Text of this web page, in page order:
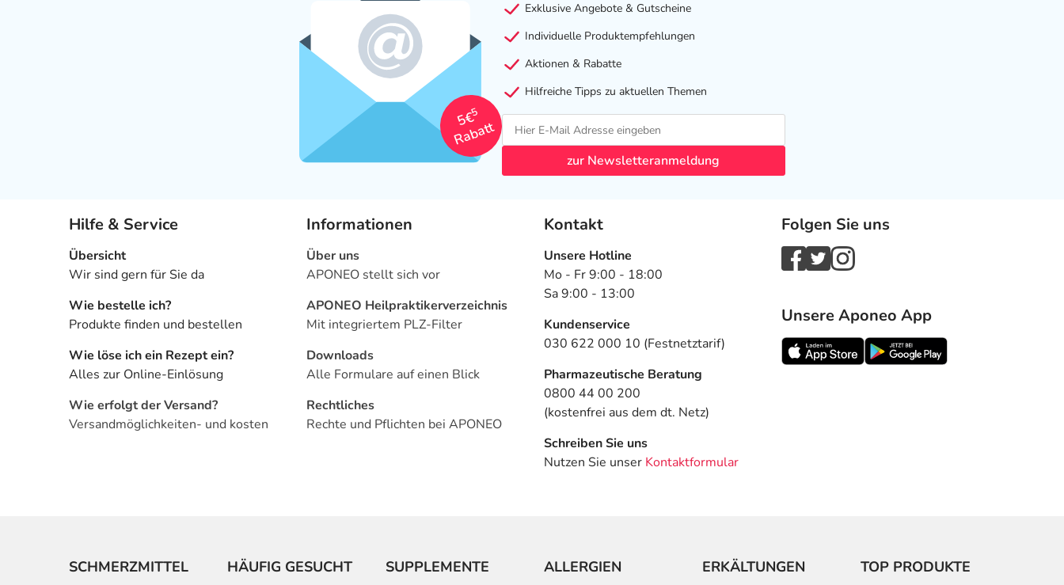
5€
5
Rabatt
Exklusive Angebote & Gutscheine
Individuelle Produktempfehlungen
Aktionen & Rabatte
Hilfreiche Tipps zu aktuellen Themen
zur Newsletteranmeldung
Hilfe & Service
Übersicht
Wir sind gern für Sie da
Wie bestelle ich?
Produkte finden und bestellen
Wie löse ich ein Rezept ein?
Alles zur Online-Einlösung
Wie erfolgt der Versand?
Versandmöglichkeiten- und kosten
Informationen
Über uns
APONEO stellt sich vor
APONEO Heilpraktikerverzeichnis
Mit integriertem PLZ-Filter
Downloads
Alle Formulare auf einen Blick
Rechtliches
Rechte und Pflichten bei APONEO
Kontakt
Unsere Hotline
Mo - Fr 9:00 - 18:00
Sa 9:00 - 13:00
Kundenservice
030 622 000 10 (Festnetztarif)
Pharmazeutische Beratung
0800 44 00 200
(kostenfrei aus dem dt. Netz)
Schreiben Sie uns
Nutzen Sie unser Kontaktformular
Folgen Sie uns
Unsere Aponeo App
SCHMERZMITTEL HÄUFIG GESUCHT SUPPLEMENTE ALLERGIEN ERKÄLTUNGEN TOP PRODUKTE